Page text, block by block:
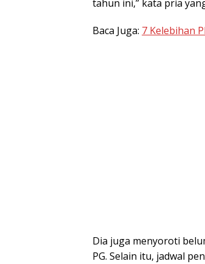
tahun ini,” kata pria
Baca Juga: 7 Kelebihan
Dia juga menyoroti
PG. Selain itu, jadwal